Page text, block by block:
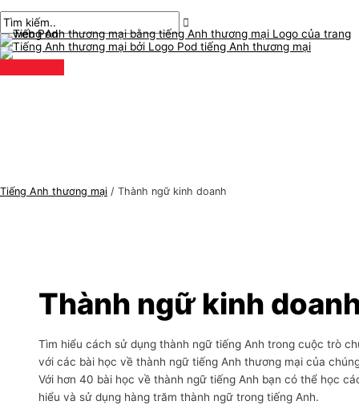
đến
nội
dung
đơn
chính
Tiếng Anh thương mại / Thành ngữ kinh doanh
Thành ngữ kinh
Tìm hiểu cách sử dụng thành ngữ tiếng Anh trong cuộc trò
với các bài học về thành ngữ tiếng Anh thương mại của
Với hơn 40 bài học về thành ngữ tiếng Anh bạn có thể học
hiểu và sử dụng hàng trăm thành ngữ trong tiếng Anh.
phân
trang
C
h
ủ
đ
T
ì
m
k